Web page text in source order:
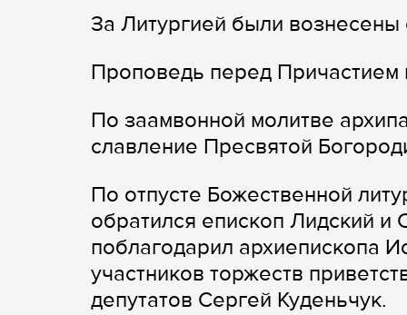
За Литургией были
Проповедь перед Причастием
По заамвонной молитве
славление Пресвятой
По отпусте Божественной
обратился епископ Лидский
поблагодарил архиепископа
участников торжеств
депутатов Сергей Куденьчук.